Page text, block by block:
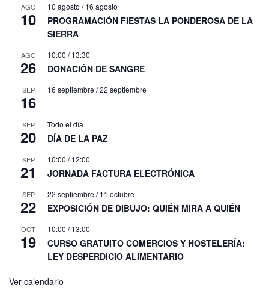
AGO
10
10 agosto /16 agosto
PROGRAMACIÓN FIESTAS LA PONDEROSA DE LA
SIERRA
AGO
26
10:00 /13:30
DONACIÓN DE SANGRE
SEP
16
16 septiembre /22 septiembre
SEP
20
Todo el día
DÍA DE LA PAZ
SEP
21
10:00 /12:00
JORNADA FACTURA ELECTRÓNICA
SEP
22
22 septiembre /11 octubre
EXPOSICIÓN DE DIBUJO: QUIÉN MIRA A QUIÉN
OCT
19
10:00 /13:00
CURSO GRATUITO COMERCIOS Y HOSTELERÍA:
LEY DESPERDICIO ALIMENTARIO
Ver calendario